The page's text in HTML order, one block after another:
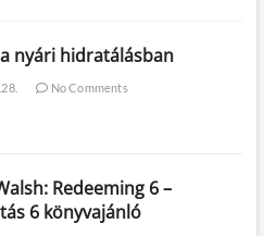
nyári hidratálásban
No Comments
Redeeming 6 –
6 könyvajánló